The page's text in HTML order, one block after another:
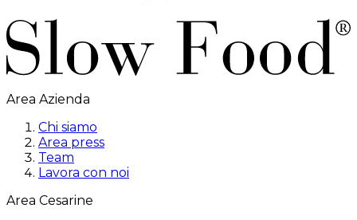
Area Azienda
Chi siamo
Area press
Team
Lavora con noi
Area Cesarine